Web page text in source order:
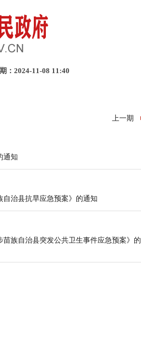
：2024-11-08 11:40
上一期
通知
治县抗旱应急预案》的通知
族自治县突发公共卫生事件应急预案》的